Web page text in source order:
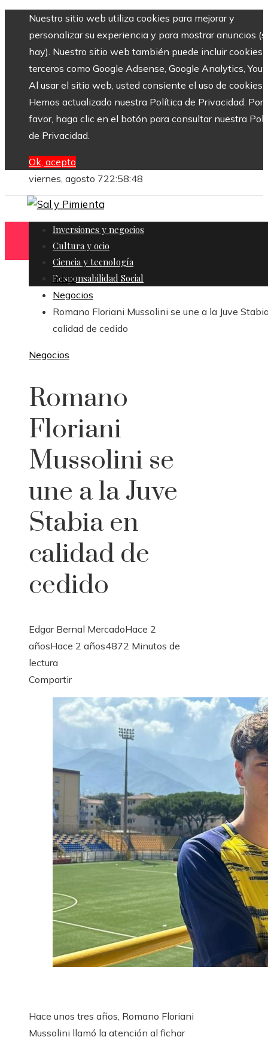
Nuestro sitio web utiliza cookies para mejorar y
personalizar su experiencia y para mostrar anuncios
hay). Nuestro sitio web también puede incluir cookies
terceros como Google Adsense, Google Analytics,
Al usar el sitio web, usted consiente el uso de cookies.
Hemos actualizado nuestra Política de Privacidad. Por
favor, haga clic en el botón para consultar nuestra
de Privacidad.
Ok, acepto
viernes, agosto 722:58:50
Inversiones y negocios
Cultura y ocio
Ciencia y tecnología
Responsabilidad Social
Inicio
Negocios
Romano Floriani Mussolini se une a la Juve
calidad de cedido
Negocios
Romano
Floriani
Mussolini se
une a la Juve
Stabia en
calidad de
cedido
Edgar Bernal MercadoHace 2
añosHace 2 años4872 Minutos de
lectura
Facebook
Twitter
LinkedIn
Pinterest
Stumbleupon
Email
Compartir
Hace unos tres años, Romano Floriani
Mussolini llamó la atención al fichar